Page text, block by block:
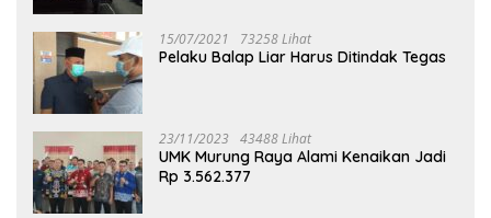
15/07/2021 73258 Lihat
Pelaku Balap Liar Harus Ditindak Tegas
23/11/2023 43488 Lihat
UMK Murung Raya Alami Kenaikan Jadi
Rp 3.562.377